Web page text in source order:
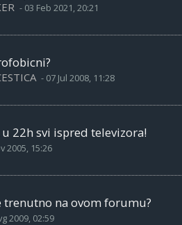
- 03 Feb 2021, 20:21
- 07 Jul 2008, 11:28
22h svi ispred televizora!
2005, 15:26
trenutno na ovom forumu?
2009, 02:59